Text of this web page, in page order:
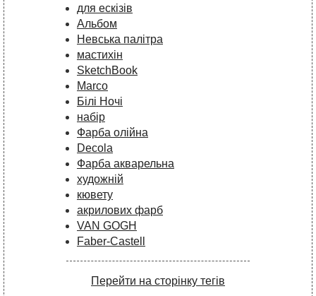
для ескізів
Альбом
Невська палітра
мастихін
SketchBook
Marco
Білі Ночі
набір
Фарба олійна
Decola
Фарба акварельна
художній
кювету
акрилових фарб
VAN GOGH
Faber-Castell
Перейти на сторінку тегів